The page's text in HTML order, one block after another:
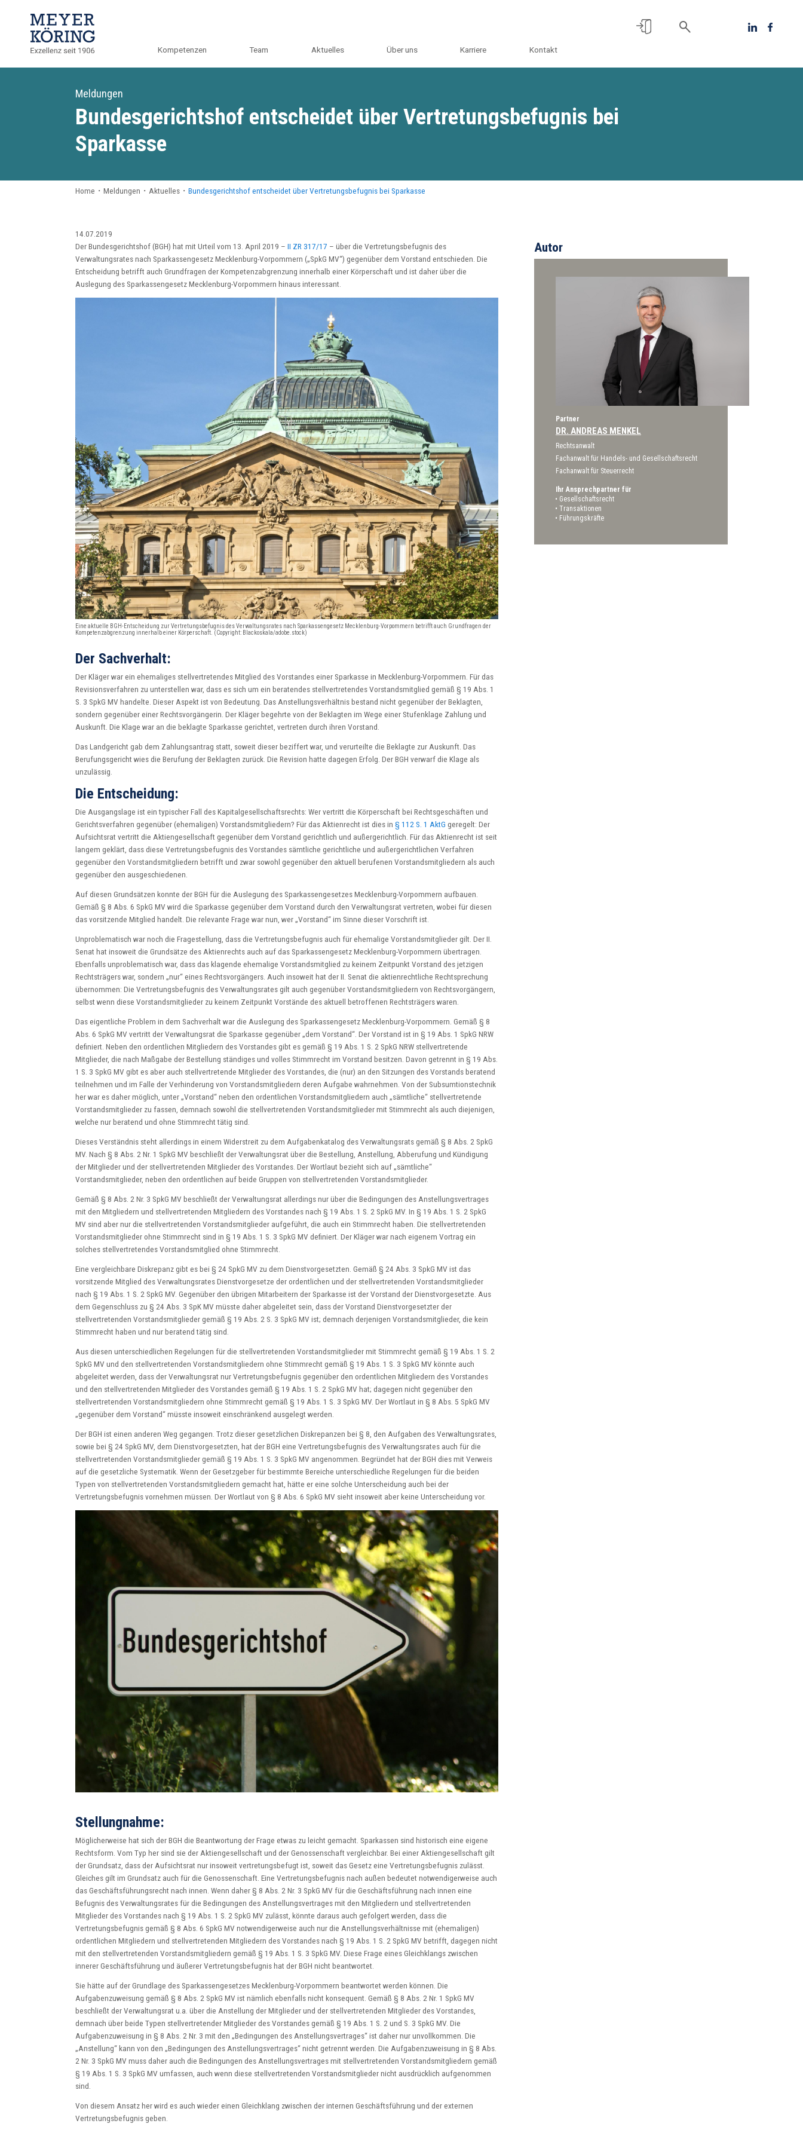
Kompetenzen Team Aktuelles Über uns Karriere Kontakt
Meldungen
Bundesgerichtshof entscheidet über Vertretungsbefugnis bei
Sparkasse
Home ・ Meldungen ・ Aktuelles ・ Bundesgerichtshof entscheidet über Vertretungsbefugnis bei Sparkasse
14.07.2019
Der Bundesgerichtshof (BGH) hat mit Urteil vom 13. April 2019 – II ZR 317/17 – über die Vertretungsbefugnis des
Verwaltungsrates nach Sparkassengesetz Mecklenburg-Vorpommern („SpkG MV“) gegenüber dem Vorstand entschieden. Die
Entscheidung betrifft auch Grundfragen der Kompetenzabgrenzung innerhalb einer Körperschaft und ist daher über die
Auslegung des Sparkassengesetz Mecklenburg-Vorpommern hinaus interessant.
Eine aktuelle BGH-Entscheidung zur Vertretungsbefugnis des Verwaltungsrates nach Sparkassengesetz Mecklenburg-Vorpommern betrifft auch Grundfragen der
Kompetenzabgrenzung innerhalb einer Körperschaft. (Copyright: Blackoskala/adobe.stock)
Der Sachverhalt:
Der Kläger war ein ehemaliges stellvertretendes Mitglied des Vorstandes einer Sparkasse in Mecklenburg-Vorpommern. Für das
Revisionsverfahren zu unterstellen war, dass es sich um ein beratendes stellvertretendes Vorstandsmitglied gemäß § 19 Abs. 1
S. 3 SpkG MV handelte. Dieser Aspekt ist von Bedeutung. Das Anstellungsverhältnis bestand nicht gegenüber der Beklagten,
sondern gegenüber einer Rechtsvorgängerin. Der Kläger begehrte von der Beklagten im Wege einer Stufenklage Zahlung und
Auskunft. Die Klage war an die beklagte Sparkasse gerichtet, vertreten durch ihren Vorstand.
Das Landgericht gab dem Zahlungsantrag statt, soweit dieser beziffert war, und verurteilte die Beklagte zur Auskunft. Das
Berufungsgericht wies die Berufung der Beklagten zurück. Die Revision hatte dagegen Erfolg. Der BGH verwarf die Klage als
unzulässig.
Die Entscheidung:
Die Ausgangslage ist ein typischer Fall des Kapitalgesellschaftsrechts: Wer vertritt die Körperschaft bei Rechtsgeschäften und
Gerichtsverfahren gegenüber (ehemaligen) Vorstandsmitgliedern? Für das Aktienrecht ist dies in § 112 S. 1 AktG geregelt: Der
Aufsichtsrat vertritt die Aktiengesellschaft gegenüber dem Vorstand gerichtlich und außergerichtlich. Für das Aktienrecht ist seit
langem geklärt, dass diese Vertretungsbefugnis des Vorstandes sämtliche gerichtliche und außergerichtlichen Verfahren
gegenüber den Vorstandsmitgliedern betrifft und zwar sowohl gegenüber den aktuell berufenen Vorstandsmitgliedern als auch
gegenüber den ausgeschiedenen.
Auf diesen Grundsätzen konnte der BGH für die Auslegung des Sparkassengesetzes Mecklenburg-Vorpommern aufbauen.
Gemäß § 8 Abs. 6 SpkG MV wird die Sparkasse gegenüber dem Vorstand durch den Verwaltungsrat vertreten, wobei für diesen
das vorsitzende Mitglied handelt. Die relevante Frage war nun, wer „Vorstand“ im Sinne dieser Vorschrift ist.
Unproblematisch war noch die Fragestellung, dass die Vertretungsbefugnis auch für ehemalige Vorstandsmitglieder gilt. Der II.
Senat hat insoweit die Grundsätze des Aktienrechts auch auf das Sparkassengesetz Mecklenburg-Vorpommern übertragen.
Ebenfalls unproblematisch war, dass das klagende ehemalige Vorstandsmitglied zu keinem Zeitpunkt Vorstand des jetzigen
Rechtsträgers war, sondern „nur“ eines Rechtsvorgängers. Auch insoweit hat der II. Senat die aktienrechtliche Rechtsprechung
übernommen: Die Vertretungsbefugnis des Verwaltungsrates gilt auch gegenüber Vorstandsmitgliedern von Rechtsvorgängern,
selbst wenn diese Vorstandsmitglieder zu keinem Zeitpunkt Vorstände des aktuell betroffenen Rechtsträgers waren.
Das eigentliche Problem in dem Sachverhalt war die Auslegung des Sparkassengesetz Mecklenburg-Vorpommern. Gemäß § 8
Abs. 6 SpkG MV vertritt der Verwaltungsrat die Sparkasse gegenüber „dem Vorstand“. Der Vorstand ist in § 19 Abs. 1 SpkG NRW
definiert. Neben den ordentlichen Mitgliedern des Vorstandes gibt es gemäß § 19 Abs. 1 S. 2 SpkG NRW stellvertretende
Mitglieder, die nach Maßgabe der Bestellung ständiges und volles Stimmrecht im Vorstand besitzen. Davon getrennt in § 19 Abs.
1 S. 3 SpkG MV gibt es aber auch stellvertretende Mitglieder des Vorstandes, die (nur) an den Sitzungen des Vorstands beratend
teilnehmen und im Falle der Verhinderung von Vorstandsmitgliedern deren Aufgabe wahrnehmen. Von der Subsumtionstechnik
her war es daher möglich, unter „Vorstand“ neben den ordentlichen Vorstandsmitgliedern auch „sämtliche“ stellvertretende
Vorstandsmitglieder zu fassen, demnach sowohl die stellvertretenden Vorstandsmitglieder mit Stimmrecht als auch diejenigen,
welche nur beratend und ohne Stimmrecht tätig sind.
Dieses Verständnis steht allerdings in einem Widerstreit zu dem Aufgabenkatalog des Verwaltungsrats gemäß § 8 Abs. 2 SpkG
MV. Nach § 8 Abs. 2 Nr. 1 SpkG MV beschließt der Verwaltungsrat über die Bestellung, Anstellung, Abberufung und Kündigung
der Mitglieder und der stellvertretenden Mitglieder des Vorstandes. Der Wortlaut bezieht sich auf „sämtliche“
Vorstandsmitglieder, neben den ordentlichen auf beide Gruppen von stellvertretenden Vorstandsmitglieder.
Gemäß § 8 Abs. 2 Nr. 3 SpkG MV beschließt der Verwaltungsrat allerdings nur über die Bedingungen des Anstellungsvertrages
mit den Mitgliedern und stellvertretenden Mitgliedern des Vorstandes nach § 19 Abs. 1 S. 2 SpkG MV. In § 19 Abs. 1 S. 2 SpkG
MV sind aber nur die stellvertretenden Vorstandsmitglieder aufgeführt, die auch ein Stimmrecht haben. Die stellvertretenden
Vorstandsmitglieder ohne Stimmrecht sind in § 19 Abs. 1 S. 3 SpkG MV definiert. Der Kläger war nach eigenem Vortrag ein
solches stellvertretendes Vorstandsmitglied ohne Stimmrecht.
Eine vergleichbare Diskrepanz gibt es bei § 24 SpkG MV zu dem Dienstvorgesetzten. Gemäß § 24 Abs. 3 SpkG MV ist das
vorsitzende Mitglied des Verwaltungsrates Dienstvorgesetze der ordentlichen und der stellvertretenden Vorstandsmitglieder
nach § 19 Abs. 1 S. 2 SpkG MV. Gegenüber den übrigen Mitarbeitern der Sparkasse ist der Vorstand der Dienstvorgesetzte. Aus
dem Gegenschluss zu § 24 Abs. 3 SpK MV müsste daher abgeleitet sein, dass der Vorstand Dienstvorgesetzter der
stellvertretenden Vorstandsmitglieder gemäß § 19 Abs. 2 S. 3 SpkG MV ist; demnach derjenigen Vorstandsmitglieder, die kein
Stimmrecht haben und nur beratend tätig sind.
Aus diesen unterschiedlichen Regelungen für die stellvertretenden Vorstandsmitglieder mit Stimmrecht gemäß § 19 Abs. 1 S. 2
SpkG MV und den stellvertretenden Vorstandsmitgliedern ohne Stimmrecht gemäß § 19 Abs. 1 S. 3 SpkG MV könnte auch
abgeleitet werden, dass der Verwaltungsrat nur Vertretungsbefugnis gegenüber den ordentlichen Mitgliedern des Vorstandes
und den stellvertretenden Mitglieder des Vorstandes gemäß § 19 Abs. 1 S. 2 SpkG MV hat; dagegen nicht gegenüber den
stellvertretenden Vorstandsmitgliedern ohne Stimmrecht gemäß § 19 Abs. 1 S. 3 SpkG MV. Der Wortlaut in § 8 Abs. 5 SpkG MV
„gegenüber dem Vorstand“ müsste insoweit einschränkend ausgelegt werden.
Der BGH ist einen anderen Weg gegangen. Trotz dieser gesetzlichen Diskrepanzen bei § 8, den Aufgaben des Verwaltungsrates,
sowie bei § 24 SpkG MV, dem Dienstvorgesetzten, hat der BGH eine Vertretungsbefugnis des Verwaltungsrates auch für die
stellvertretenden Vorstandsmitglieder gemäß § 19 Abs. 1 S. 3 SpkG MV angenommen. Begründet hat der BGH dies mit Verweis
auf die gesetzliche Systematik. Wenn der Gesetzgeber für bestimmte Bereiche unterschiedliche Regelungen für die beiden
Typen von stellvertretenden Vorstandsmitgliedern gemacht hat, hätte er eine solche Unterscheidung auch bei der
Vertretungsbefugnis vornehmen müssen. Der Wortlaut von § 8 Abs. 6 SpkG MV sieht insoweit aber keine Unterscheidung vor.
Stellungnahme:
Möglicherweise hat sich der BGH die Beantwortung der Frage etwas zu leicht gemacht. Sparkassen sind historisch eine eigene
Rechtsform. Vom Typ her sind sie der Aktiengesellschaft und der Genossenschaft vergleichbar. Bei einer Aktiengesellschaft gilt
der Grundsatz, dass der Aufsichtsrat nur insoweit vertretungsbefugt ist, soweit das Gesetz eine Vertretungsbefugnis zulässt.
Gleiches gilt im Grundsatz auch für die Genossenschaft. Eine Vertretungsbefugnis nach außen bedeutet notwendigerweise auch
das Geschäftsführungsrecht nach innen. Wenn daher § 8 Abs. 2 Nr. 3 SpkG MV für die Geschäftsführung nach innen eine
Befugnis des Verwaltungsrates für die Bedingungen des Anstellungsvertrages mit den Mitgliedern und stellvertretenden
Mitglieder des Vorstandes nach § 19 Abs. 1 S. 2 SpkG MV zulässt, könnte daraus auch gefolgert werden, dass die
Vertretungsbefugnis gemäß § 8 Abs. 6 SpkG MV notwendigerweise auch nur die Anstellungsverhältnisse mit (ehemaligen)
ordentlichen Mitgliedern und stellvertretenden Mitgliedern des Vorstandes nach § 19 Abs. 1 S. 2 SpkG MV betrifft, dagegen nicht
mit den stellvertretenden Vorstandsmitgliedern gemäß § 19 Abs. 1 S. 3 SpkG MV. Diese Frage eines Gleichklangs zwischen
innerer Geschäftsführung und äußerer Vertretungsbefugnis hat der BGH nicht beantwortet.
Sie hätte auf der Grundlage des Sparkassengesetzes Mecklenburg-Vorpommern beantwortet werden können. Die
Aufgabenzuweisung gemäß § 8 Abs. 2 SpkG MV ist nämlich ebenfalls nicht konsequent. Gemäß § 8 Abs. 2 Nr. 1 SpkG MV
beschließt der Verwaltungsrat u.a. über die Anstellung der Mitglieder und der stellvertretenden Mitglieder des Vorstandes,
demnach über beide Typen stellvertretender Mitglieder des Vorstandes gemäß § 19 Abs. 1 S. 2 und S. 3 SpkG MV. Die
Aufgabenzuweisung in § 8 Abs. 2 Nr. 3 mit den „Bedingungen des Anstellungsvertrages“ ist daher nur unvollkommen. Die
„Anstellung“ kann von den „Bedingungen des Anstellungsvertrages“ nicht getrennt werden. Die Aufgabenzuweisung in § 8 Abs.
2 Nr. 3 SpkG MV muss daher auch die Bedingungen des Anstellungsvertrages mit stellvertretenden Vorstandsmitgliedern gemäß
§ 19 Abs. 1 S. 3 SpkG MV umfassen, auch wenn diese stellvertretenden Vorstandsmitglieder nicht ausdrücklich aufgenommen
sind.
Von diesem Ansatz her wird es auch wieder einen Gleichklang zwischen der internen Geschäftsführung und der externen
Vertretungsbefugnis geben.
Autor
Partner
DR. ANDREAS MENKEL
Rechtsanwalt
Fachanwalt für Handels- und Gesellschaftsrecht
Fachanwalt für Steuerrecht
Ihr Ansprechpartner für
Gesellschaftsrecht
Transaktionen
Führungskräfte